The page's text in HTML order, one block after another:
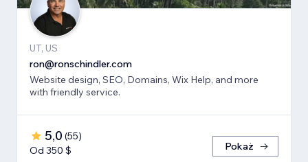
UT, US
ron@ronschindler.com
Website design, SEO, Domains, Wix Help, and more
with friendly service.
5,0 (55)
Od 350 $
Pokaż